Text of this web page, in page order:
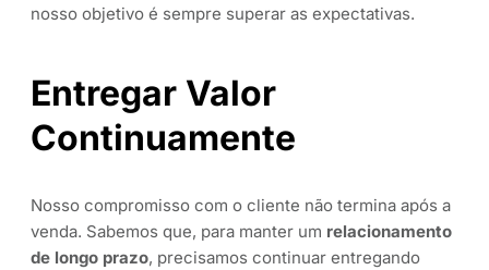
nosso objetivo é sempre superar as expectativas.
Entregar Valor
Continuamente
Nosso compromisso com o cliente não termina após a
venda. Sabemos que, para manter um relacionamento
de longo prazo, precisamos continuar entregando